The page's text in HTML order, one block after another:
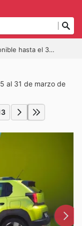
hasta el 31/03/2026
al 31 de marzo de